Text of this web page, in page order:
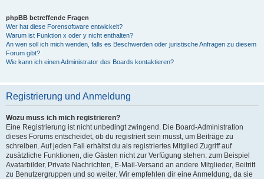
phpBB betreffende Fragen
Wer hat diese Forensoftware entwickelt?
Warum ist Funktion x oder y nicht enthalten?
An wen soll ich mich wenden, falls es Beschwerden oder juristische Anfragen zu diesem
Forum gibt?
Wie kann ich einen Administrator des Boards kontaktieren?
Registrierung und Anmeldung
Wozu muss ich mich registrieren?
Eine Registrierung ist nicht unbedingt zwingend. Die Board-Administration
dieses Forums entscheidet, ob du registriert sein musst, um Beiträge zu
schreiben. Auf jeden Fall erhältst du als registriertes Mitglied Zugriff auf
zusätzliche Funktionen, die Gästen nicht zur Verfügung stehen: zum Beispiel
Avatarbilder, Private Nachrichten, E-Mail-Versand an andere Mitglieder, Beitritt
zu Benutzergruppen und so weiter. Wir empfehlen dir eine Anmeldung, da sie